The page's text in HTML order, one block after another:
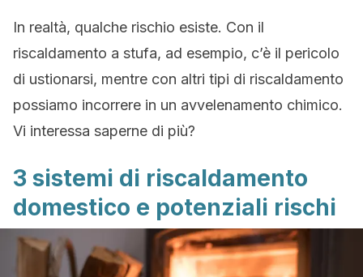
In realtà, qualche rischio esiste. Con il
riscaldamento a stufa, ad esempio, c’è il pericolo
di ustionarsi, mentre con altri tipi di riscaldamento
possiamo incorrere in un avvelenamento chimico.
Vi interessa saperne di più?
3 sistemi di riscaldamento
domestico e potenziali rischi